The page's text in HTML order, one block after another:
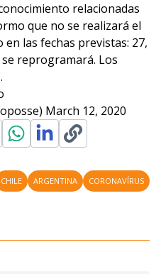
relacionadas
que no se realizará el
en las fechas previstas: 27,
se reprogramará. Los
March 12, 2020
CHILE ARGENTINA CORONAVÍRUS